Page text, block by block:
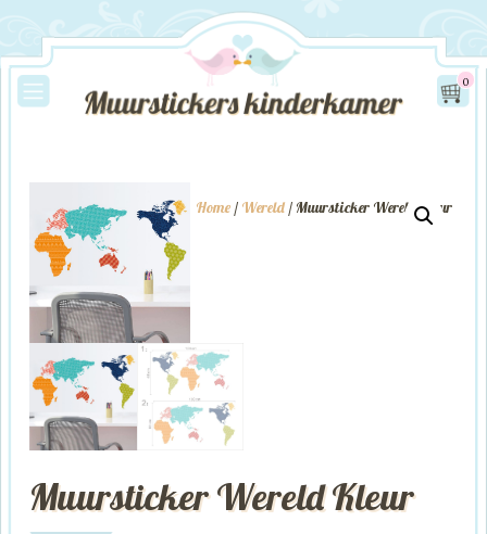
0
Home / Wereld / Muursticker Wereld Kleur
Muursticker Wereld Kleur